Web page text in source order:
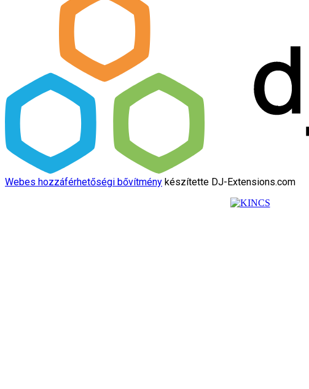
Webes hozzáférhetőségi bővítmény készítette DJ-Extensions.com